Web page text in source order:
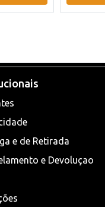
e de Retirada
e Devoluçao